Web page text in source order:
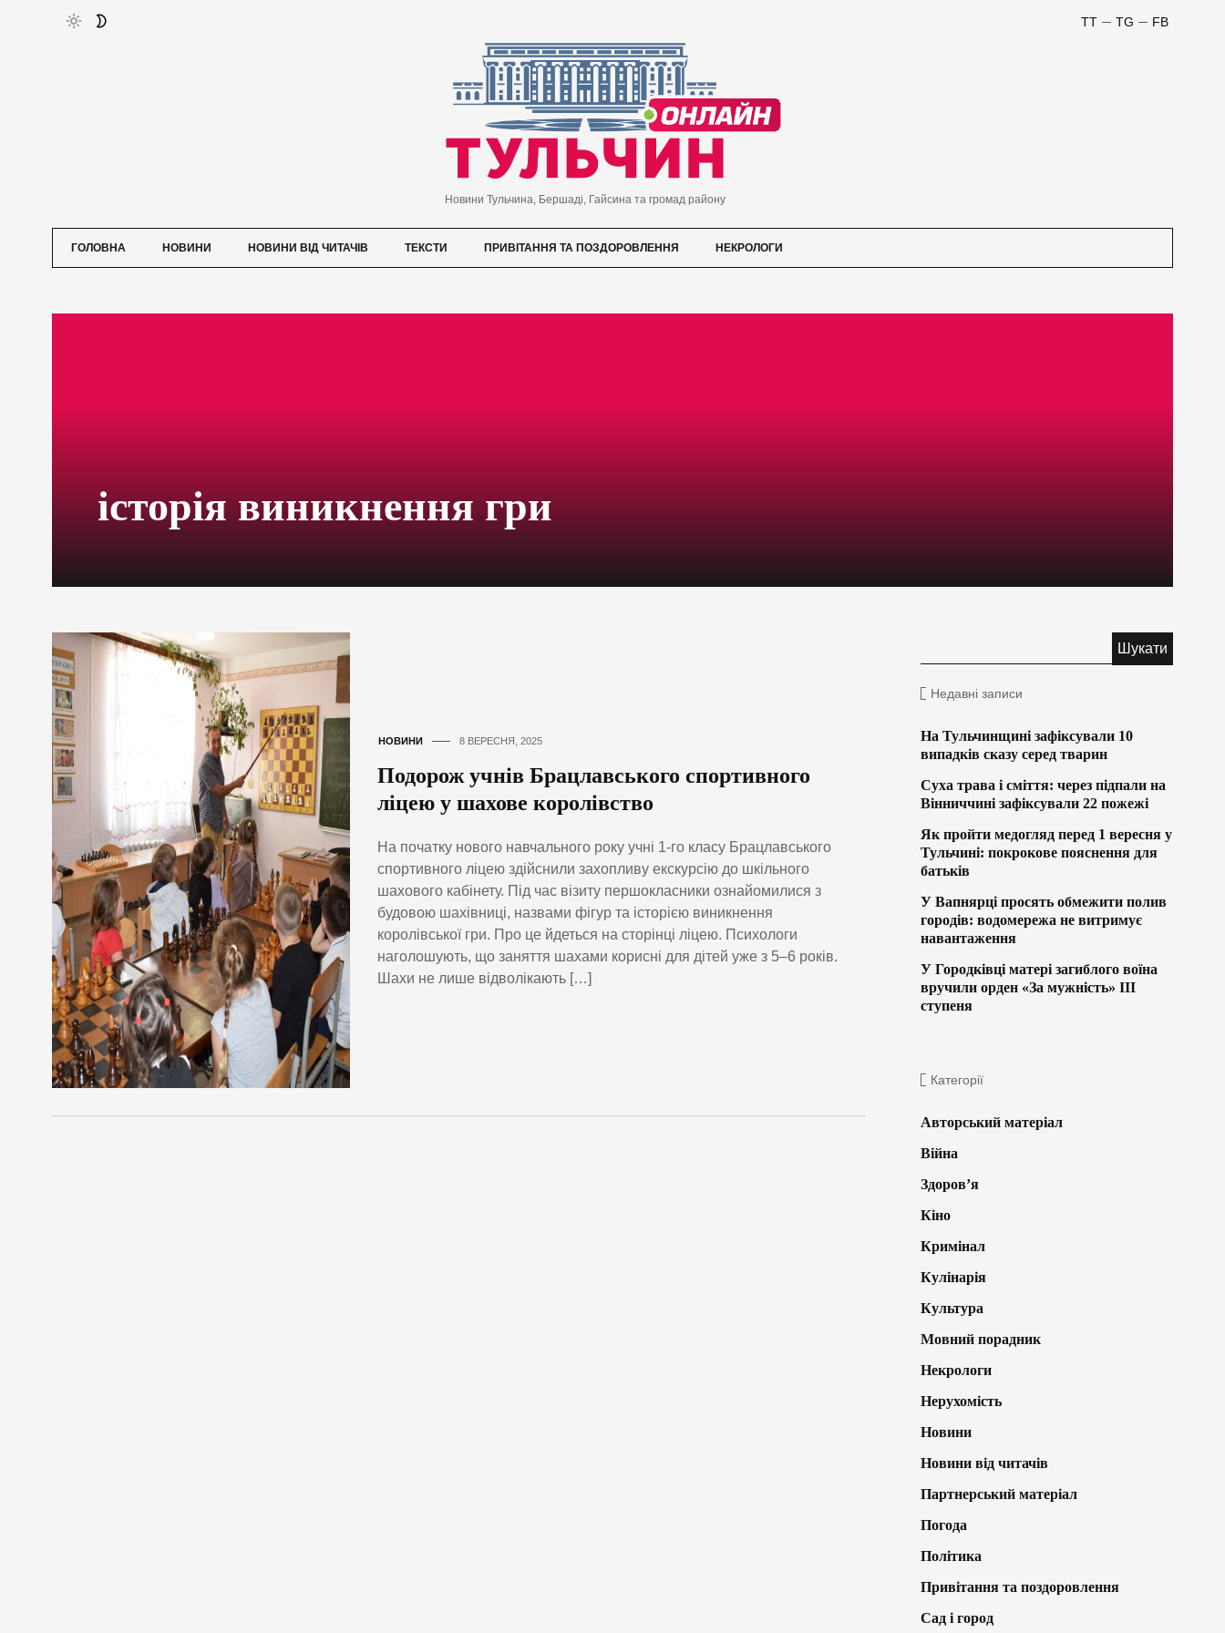
FB
TG
TT
Новини Тульчина, Бершаді, Гайсина та громад району
ГОЛОВНА НОВИНИ НОВИНИ ВІД ЧИТАЧІВ ТЕКСТИ ПРИВІТАННЯ ТА ПОЗДОРОВЛЕННЯ НЕКРОЛОГИ
історія виникнення гри
НОВИНИ 8 ВЕРЕСНЯ, 2025
Подорож учнів Брацлавського спортивного
ліцею у шахове королівство
На початку нового навчального року учні 1-го класу Брацлавського
спортивного ліцею здійснили захопливу екскурсію до шкільного
шахового кабінету. Під час візиту першокласники ознайомилися з
будовою шахівниці, назвами фігур та історією виникнення
королівської гри. Про це йдеться на сторінці ліцею. Психологи
наголошують, що заняття шахами корисні для дітей уже з 5–6 років.
Шахи не лише відволікають […]
Недавні записи
На Тульчинщині зафіксували 10
випадків сказу серед тварин
Суха трава і сміття: через підпали на
Вінниччині зафіксували 22 пожежі
Як пройти медогляд перед 1 вересня у
Тульчині: покрокове пояснення для
батьків
У Вапнярці просять обмежити полив
городів: водомережа не витримує
навантаження
У Городківці матері загиблого воїна
вручили орден «За мужність» ІІІ
ступеня
Категорії
Авторський матеріал
Війна
Здоров’я
Кіно
Кримінал
Кулінарія
Культура
Мовний порадник
Некрологи
Нерухомість
Новини
Новини від читачів
Партнерський матеріал
Погода
Політика
Привітання та поздоровлення
Сад і город